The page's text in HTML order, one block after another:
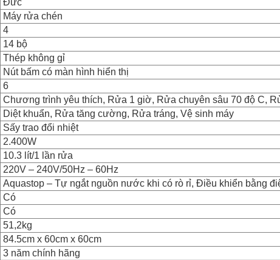
Đức
Máy rửa chén
4
14 bộ
Thép không gỉ
Nút bấm có màn hình hiển thị
6
Chương trình yêu thích, Rửa 1 giờ, Rửa chuyên sâu 70 độ C,
Diệt khuẩn, Rửa tăng cường, Rửa tráng, Vệ sinh máy
Sấy trao đổi nhiệt
2.400W
10.3 lít/1 lần rửa
220V – 240V/50Hz – 60Hz
Aquastop – Tự ngắt nguồn nước khi có rò rỉ, Điều khiển bằng
Có
Có
51,2kg
84.5cm x 60cm x 60cm
3 năm chính hãng